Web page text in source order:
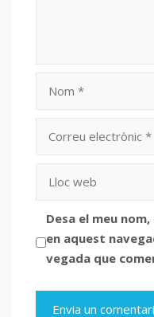
Desa el meu
en aquest
vegada que